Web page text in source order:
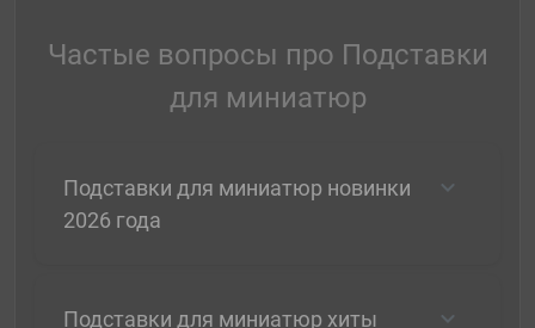
Частые вопросы про Подставки
для миниатюр
Подставки для миниатюр новинки
2026 года
Подставки для миниатюр хиты